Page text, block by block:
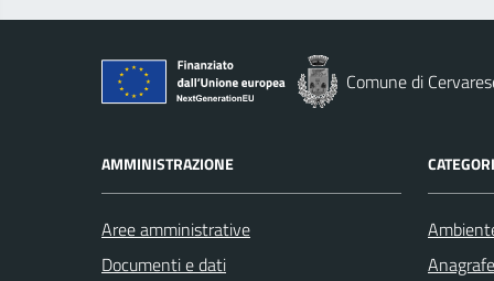
Comune di
AMMINISTRAZIONE
Aree amministrative
Documenti e dati